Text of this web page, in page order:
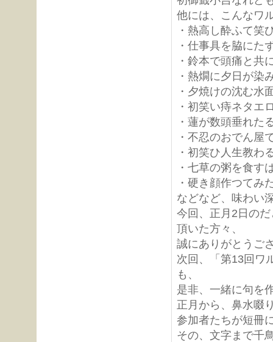
他には、こんなワ
・熱高し酔ふて笑
・仕事具を脇にた
・鈴本で頭痛と共
・熱燗に夕日が染
・夕焼けの沈む水
・初笑い痔ネタエ
・蓮が数頭垂れた
・不忍のおでん屋
・初笑ひ人生教わ
・七草の粥を食す
・硬き顔作つてみ
などなど、味わい
今回、正月2日の
頂いた方々、
誠にありがとうご
次回、「第13回ワ
も、
是非、一緒に句を
正月から、鼻水啜
参加者たちが短冊
その、文字まで千